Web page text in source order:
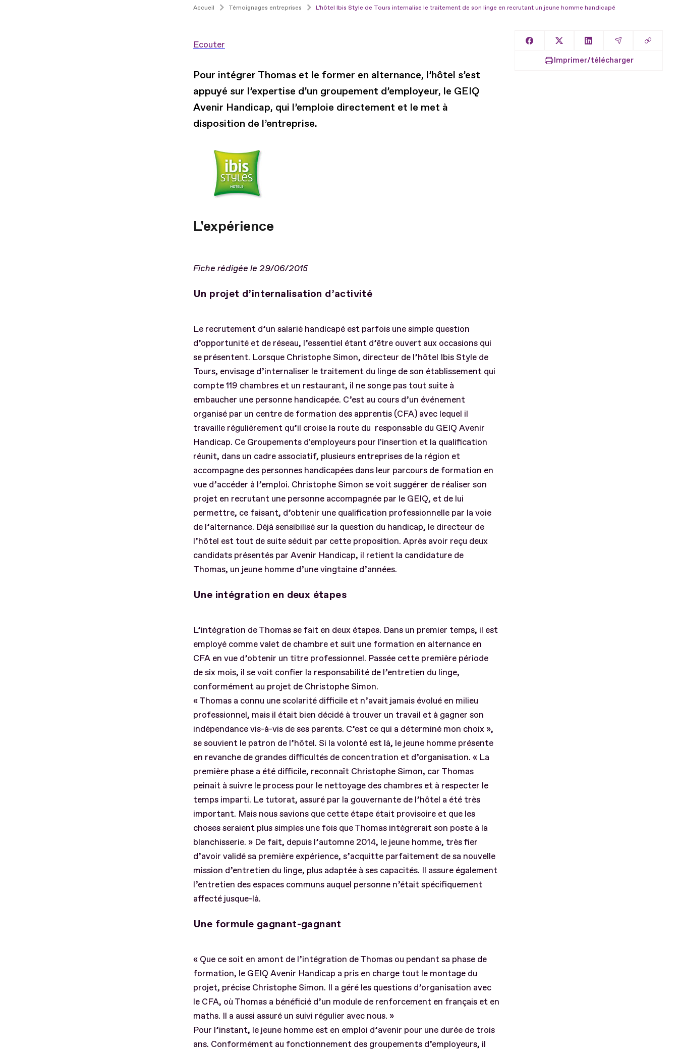
Accueil Témoignages entreprises L’hôtel Ibis Style de Tours internalise le traitement de son linge en recrutant un jeune homme handicapé
Ecouter
Pour intégrer Thomas et le former en alternance, l’hôtel s’est
appuyé sur l’expertise d’un groupement d’employeur, le GEIQ
Avenir Handicap, qui l’emploie directement et le met à
disposition de l’entreprise.
L'expérience
Fiche rédigée le 29/06/2015
Un projet d’internalisation d’activité
Le recrutement d’un salarié handicapé est parfois une simple question
d’opportunité et de réseau, l’essentiel étant d’être ouvert aux occasions qui
se présentent. Lorsque Christophe Simon, directeur de l’hôtel Ibis Style de
Tours, envisage d’internaliser le traitement du linge de son établissement qui
compte 119 chambres et un restaurant, il ne songe pas tout suite à
embaucher une personne handicapée. C’est au cours d’un événement
organisé par un centre de formation des apprentis (CFA) avec lequel il
travaille régulièrement qu’il croise la route du responsable du GEIQ Avenir
Handicap. Ce Groupements d'employeurs pour l'insertion et la qualification
réunit, dans un cadre associatif, plusieurs entreprises de la région et
accompagne des personnes handicapées dans leur parcours de formation en
vue d’accéder à l’emploi. Christophe Simon se voit suggérer de réaliser son
projet en recrutant une personne accompagnée par le GEIQ, et de lui
permettre, ce faisant, d’obtenir une qualification professionnelle par la voie
de l’alternance. Déjà sensibilisé sur la question du handicap, le directeur de
l’hôtel est tout de suite séduit par cette proposition. Après avoir reçu deux
candidats présentés par Avenir Handicap, il retient la candidature de
Thomas, un jeune homme d’une vingtaine d’années.
Une intégration en deux étapes
L’intégration de Thomas se fait en deux étapes. Dans un premier temps, il est
employé comme valet de chambre et suit une formation en alternance en
CFA en vue d’obtenir un titre professionnel. Passée cette première période
de six mois, il se voit confier la responsabilité de l’entretien du linge,
conformément au projet de Christophe Simon.
« Thomas a connu une scolarité difficile et n’avait jamais évolué en milieu
professionnel, mais il était bien décidé à trouver un travail et à gagner son
indépendance vis-à-vis de ses parents. C’est ce qui a déterminé mon choix »,
se souvient le patron de l’hôtel. Si la volonté est là, le jeune homme présente
en revanche de grandes difficultés de concentration et d’organisation. « La
première phase a été difficile, reconnaît Christophe Simon, car Thomas
peinait à suivre le process pour le nettoyage des chambres et à respecter le
temps imparti. Le tutorat, assuré par la gouvernante de l’hôtel a été très
important. Mais nous savions que cette étape était provisoire et que les
choses seraient plus simples une fois que Thomas intègrerait son poste à la
blanchisserie. » De fait, depuis l’automne 2014, le jeune homme, très fier
d’avoir validé sa première expérience, s’acquitte parfaitement de sa nouvelle
mission d’entretien du linge, plus adaptée à ses capacités. Il assure également
l’entretien des espaces communs auquel personne n’était spécifiquement
affecté jusque-là.
Une formule gagnant-gagnant
« Que ce soit en amont de l’intégration de Thomas ou pendant sa phase de
formation, le GEIQ Avenir Handicap a pris en charge tout le montage du
projet, précise Christophe Simon. Il a géré les questions d’organisation avec
le CFA, où Thomas a bénéficié d’un module de renforcement en français et en
maths. Il a aussi assuré un suivi régulier avec nous. »
Pour l’instant, le jeune homme est en emploi d’avenir pour une durée de trois
ans. Conformément au fonctionnement des groupements d’employeurs, il
Partager sur Facebook
Partager sur XPartager sur LinkedIn
Partager par
Copier
Imprimer/télécharger